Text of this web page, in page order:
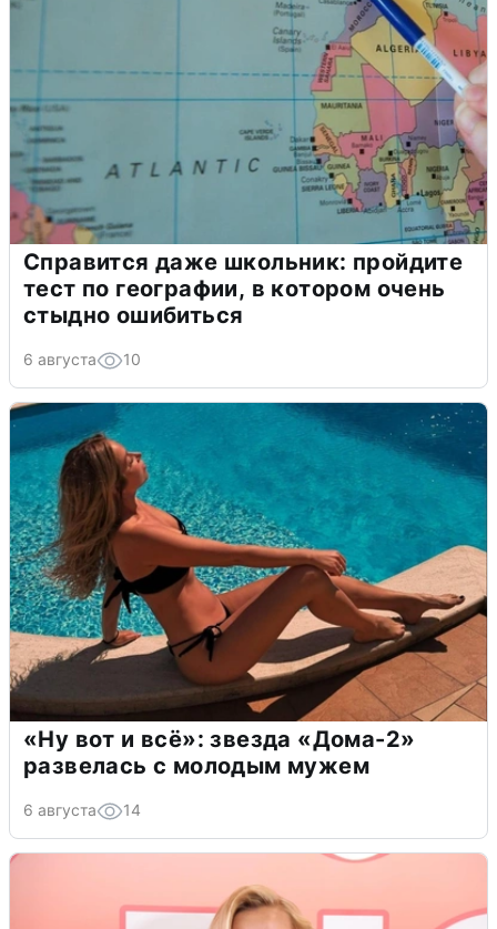
Справится даже школьник: пройдите
тест по географии, в котором очень
стыдно ошибиться
6 августа 10
«Ну вот и всё»: звезда «Дома-2»
развелась с молодым мужем
6 августа 14